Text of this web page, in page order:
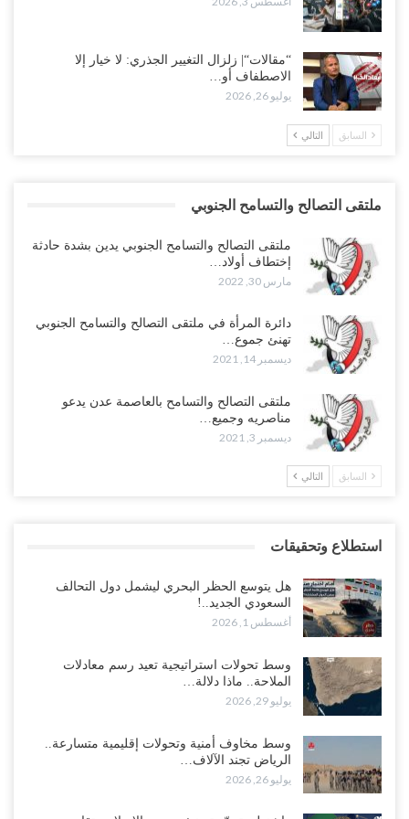
“مقالات“| زلزال التغيير الجذري: لا خيار إلا
الاصطفاف أو…
يوليو 26, 2026
السابق التالي
ملتقى التصالح والتسامح الجنوبي
ملتقى التصالح والتسامح الجنوبي يدين بشدة حادثة
إختطاف أولاد…
مارس 30, 2022
دائرة المرأة في ملتقى التصالح والتسامح الجنوبي
تهنئ جموع…
ديسمبر 14, 2021
ملتقى التصالح والتسامح بالعاصمة عدن يدعو
مناصريه وجميع…
ديسمبر 3, 2021
السابق التالي
استطلاع وتحقيقات
هل يتوسع الحظر البحري ليشمل دول التحالف
السعودي الجديد..!
أغسطس 1, 2026
وسط تحولات استراتيجية تعيد رسم معادلات
الملاحة.. ماذا دلالة…
يوليو 29, 2026
وسط مخاوف أمنية وتحولات إقليمية متسارعة..
الرياض تجند الآلاف…
يوليو 26, 2026